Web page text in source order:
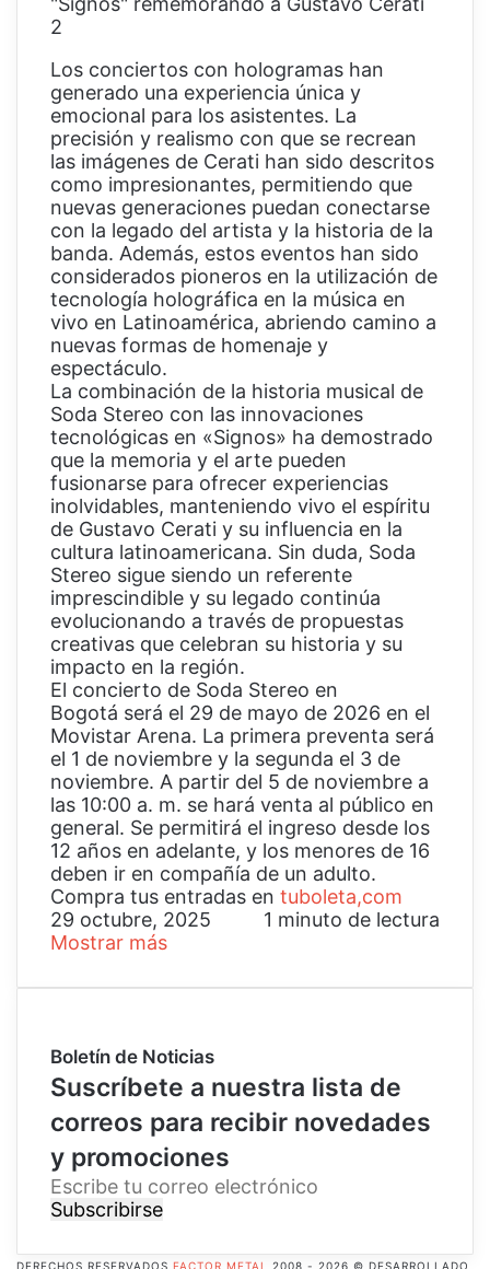
Los conciertos con hologramas han
generado una experiencia única y
emocional para los asistentes. La
precisión y realismo con que se recrean
las imágenes de Cerati han sido descritos
como impresionantes, permitiendo que
nuevas generaciones puedan conectarse
con la legado del artista y la historia de la
banda. Además, estos eventos han sido
considerados pioneros en la utilización de
tecnología holográfica en la música en
vivo en Latinoamérica, abriendo camino a
nuevas formas de homenaje y
espectáculo.
La combinación de la historia musical de
Soda Stereo con las innovaciones
tecnológicas en «Signos» ha demostrado
que la memoria y el arte pueden
fusionarse para ofrecer experiencias
inolvidables, manteniendo vivo el espíritu
de Gustavo Cerati y su influencia en la
cultura latinoamericana. Sin duda, Soda
Stereo sigue siendo un referente
imprescindible y su legado continúa
evolucionando a través de propuestas
creativas que celebran su historia y su
impacto en la región.
El concierto de Soda Stereo en
Bogotá será el 29 de mayo de 2026 en el
Movistar Arena. La primera preventa será
el 1 de noviembre y la segunda el 3 de
noviembre. A partir del 5 de noviembre a
las 10:00 a. m. se hará venta al público en
general. Se permitirá el ingreso desde los
12 años en adelante, y los menores de 16
deben ir en compañía de un adulto.
Compra tus entradas en tuboleta,com
29 octubre, 2025
1 minuto de lectura
Mostrar más
Boletín de Noticias
Suscríbete a nuestra lista de
correos para recibir novedades
y promociones
E
s
r
DERECHOS RESERVADOS FACTOR METAL 2008 - 2026 © DESARROLLADO